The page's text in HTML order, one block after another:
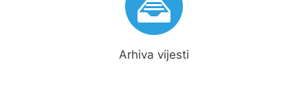
Arhiva vijesti